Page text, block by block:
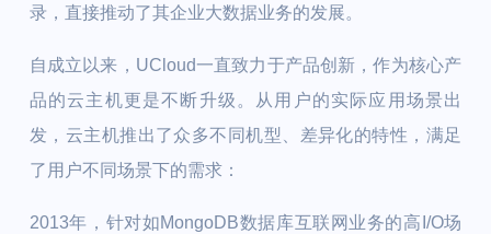
录，直接推动了其企业大数据业务的发展。
自成立以来，UCloud一直致力于产品创新，作为核心产
品的云主机更是不断升级。从用户的实际应用场景出
发，云主机推出了众多不同机型、差异化的特性，满足
了用户不同场景下的需求：
2013年，针对如MongoDB数据库互联网业务的高I/O场